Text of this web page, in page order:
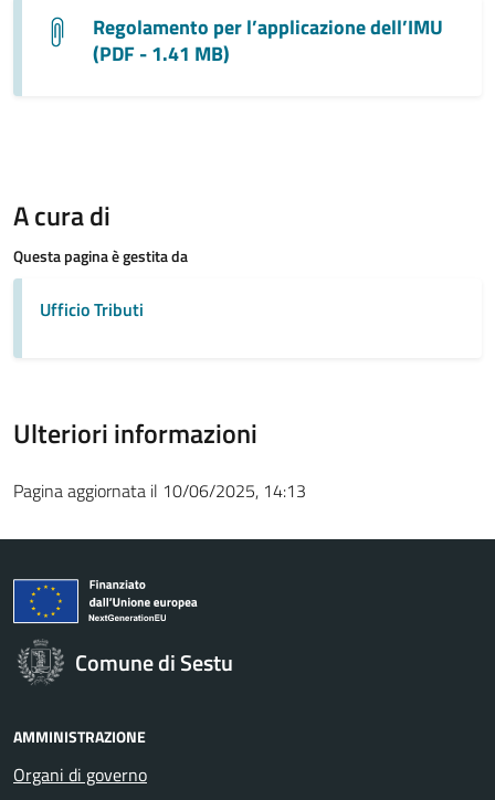
Regolamento per l’applicazione dell’IMU
(PDF - 1.41 MB)
A cura di
Questa pagina è gestita da
Ufficio Tributi
Ulteriori informazioni
Pagina aggiornata il 10/06/2025, 14:13
Comune di Sestu
AMMINISTRAZIONE
Organi di governo